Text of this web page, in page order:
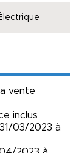
vente
inclus
03/2023 à